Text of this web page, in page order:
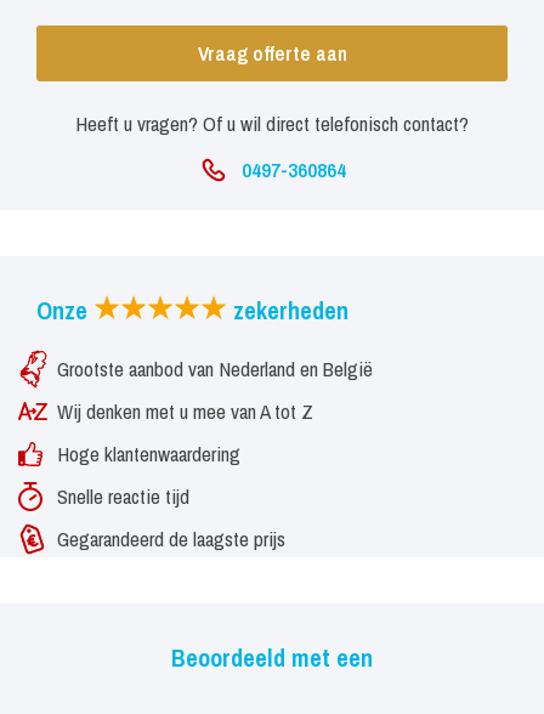
Vraag offerte aan
Heeft u vragen? Of u wil direct telefonisch contact?
0497-360864
Onze zekerheden
Grootste aanbod van Nederland en België
Wij denken met u mee van A tot Z
Hoge klantenwaardering
Snelle reactie tijd
Gegarandeerd de laagste prijs
Beoordeeld met een